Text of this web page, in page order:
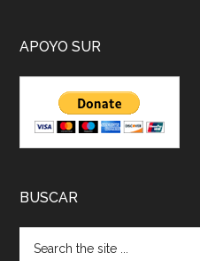
APOYO SUR
BUSCAR